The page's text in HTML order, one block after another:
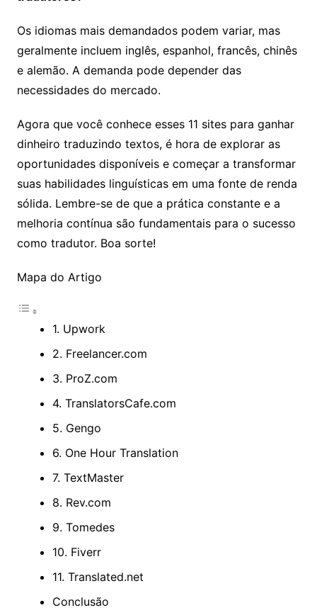
Os idiomas mais demandados podem variar, mas
geralmente incluem inglês, espanhol, francês, chinês
e alemão. A demanda pode depender das
necessidades do mercado.
Agora que você conhece esses 11 sites para ganhar
dinheiro traduzindo textos, é hora de explorar as
oportunidades disponíveis e começar a transformar
suas habilidades linguísticas em uma fonte de renda
sólida. Lembre-se de que a prática constante e a
melhoria contínua são fundamentais para o sucesso
como tradutor. Boa sorte!
Mapa do Artigo
1. Upwork
2. Freelancer.com
3. ProZ.com
4. TranslatorsCafe.com
5. Gengo
6. One Hour Translation
7. TextMaster
8. Rev.com
9. Tomedes
10. Fiverr
11. Translated.net
Conclusão